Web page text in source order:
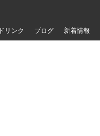
ドリンク ブログ 新着情報